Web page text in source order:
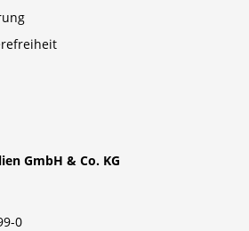
GmbH & Co. KG
0